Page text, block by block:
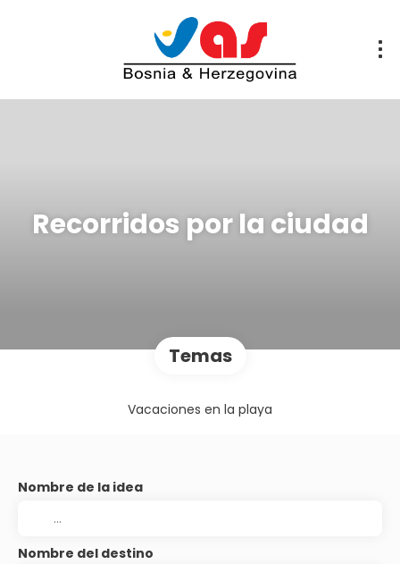
Recorridos por la ciudad
Temas
Vacaciones en la playa
Nombre de la idea
Nombre del destino